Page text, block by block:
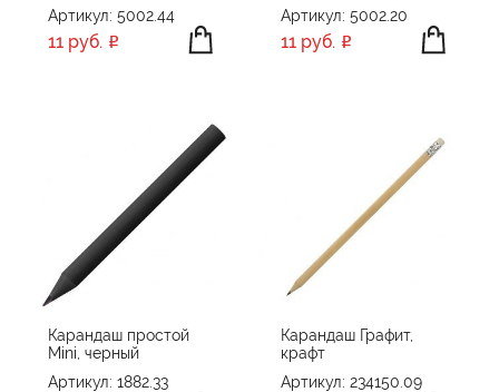
Артикул: 5002.44
11 руб.
Артикул: 5002.20
11 руб.
Карандаш простой
Mini, черный
Артикул: 1882.33
Карандаш Графит,
крафт
Артикул: 234150.09